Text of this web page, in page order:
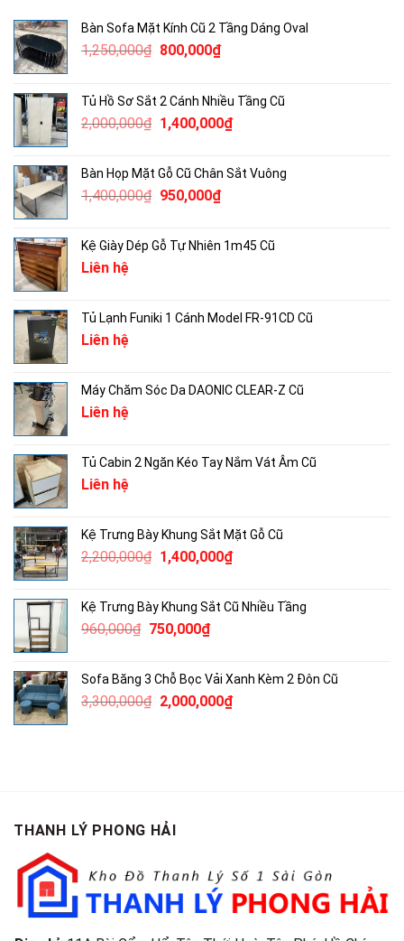
Bàn Sofa Mặt Kính Cũ 2 Tầng Dáng Oval
1,250,000₫ Giá
1,250,000₫.
800,000₫Giá
là:
800,000₫.
Tủ Hồ Sơ Sắt 2 Cánh Nhiều Tầng Cũ
2,000,000₫ Giá
2,000,000₫.
1,400,000₫Giá
là:
Bàn Họp Mặt Gỗ Cũ Chân Sắt Vuông
1,400,000₫ Giá
1,400,000₫.
950,000₫Giá
là:
Kệ Giày Dép Gỗ Tự Nhiên 1m45 Cũ
Liên hệ
Tủ Lạnh Funiki 1 Cánh Model FR-91CD Cũ
Liên hệ
Máy Chăm Sóc Da DAONIC CLEAR-Z Cũ
Liên hệ
Tủ Cabin 2 Ngăn Kéo Tay Nắm Vát Âm Cũ
Liên hệ
Kệ Trưng Bày Khung Sắt Mặt Gỗ Cũ
2,200,000₫ Giá
2,200,000₫.
1,400,000₫Giá
là:
Kệ Trưng Bày Khung Sắt Cũ Nhiều Tầng
960,000₫ Giá
960,000₫.
750,000₫Giá
là:
750,000₫.
Sofa Băng 3 Chỗ Bọc Vải Xanh Kèm 2 Đôn Cũ
3,300,000₫ Giá
2,000,000₫Giá
THANH LÝ PHONG HẢI